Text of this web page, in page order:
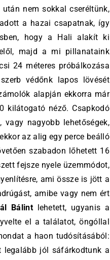
nem sokkal cseréltünk,
a hazai csapatnak, így
hogy a Hali alakít ki
majd a mi pillanataink
24 méteres próbálkozása
védőnk lapos lövését
alapján ekkorra már
kilátogató néző. Csapkodó
nagyobb lehetőségek,
az alig egy perce beálló
szabadon lőhetett 16
fejsze nyele üzemmódot,
ami össze is jött a
amibe vagy nem ért
Bálint lehetett, ugyanis a
el a találatot, öngóllal
a haon tudósításából:
legalább jól sáfárkodtunk a